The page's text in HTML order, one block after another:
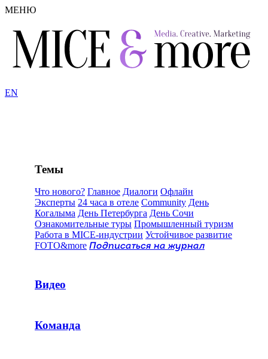
МЕНЮ
EN
Темы
Что нового? Главное Диалоги Офлайн
Эксперты 24 часа в отеле Community День
Когалыма День Петербурга День Сочи
Ознакомительные туры Промышленный туризм
Работа в MICE-индустрии Устойчивое развитие
FOTO&more Подписаться на журнал
Видео
Команда